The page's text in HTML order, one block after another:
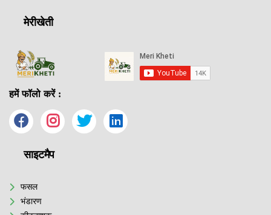
मेरीखेती
हमें फॉलो करें :
साइटमैप
फसल
भंडारण